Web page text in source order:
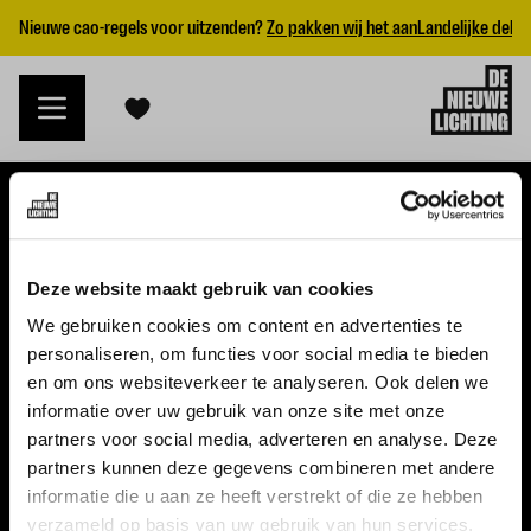
Deze website maakt gebruik van cookies
We gebruiken cookies om content en advertenties te
personaliseren, om functies voor social media te bieden
en om ons websiteverkeer te analyseren. Ook delen we
informatie over uw gebruik van onze site met onze
partners voor social media, adverteren en analyse. Deze
partners kunnen deze gegevens combineren met andere
informatie die u aan ze heeft verstrekt of die ze hebben
verzameld op basis van uw gebruik van hun services.
Nieuwe cao-regels voor uitzenden?Zo pakken wij het aanLandelijke
WERKGEVERS
Nieuwe cao uitzenden 2026
Vraag een offerte aan
VACATURES
Alle vacatures
Topvacatures